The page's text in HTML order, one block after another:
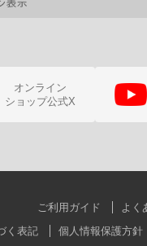
オンライン
ショップ公式X
ご利用ガイド
よく
く表記
個人情報保護方針